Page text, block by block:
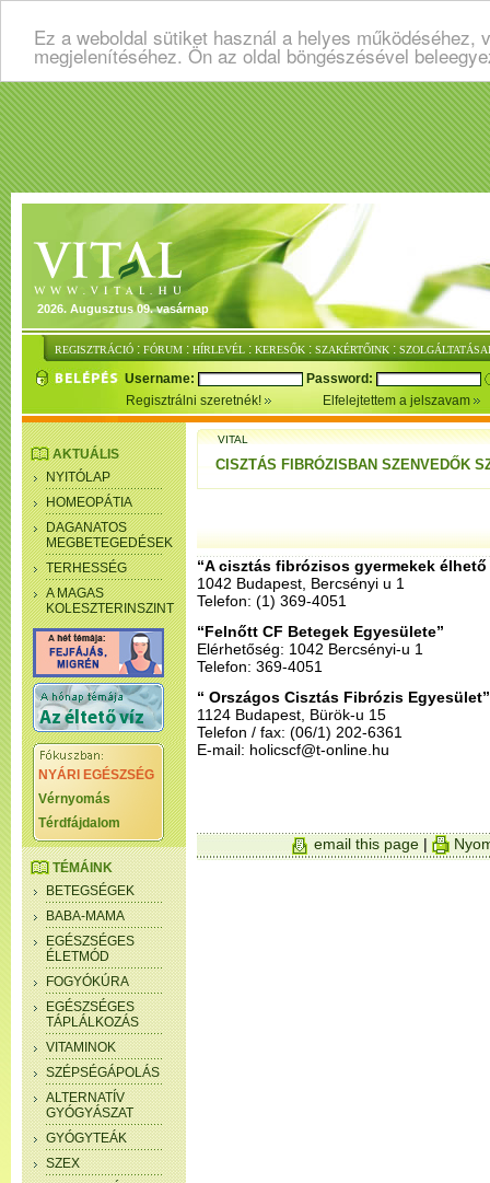
Ez a weboldal sütiket használ a helyes
megjelenítéséhez. Ön az oldal böngészésével
2026. Augusztus 09. vasárnap
REGISZTRÁCIÓ : FÓRUM : HÍRLEVÉL : KERESŐK : SZAKÉRTŐINK :
Username:
Password:
Regisztrálni szeretnék!
Elfelejtettem a jelszavam
AKTUÁLIS
NYITÓLAP
HOMEOPÁTIA
DAGANATOS
MEGBETEGEDÉSEK
TERHESSÉG
A MAGAS
KOLESZTERINSZINT
NYÁRI EGÉSZSÉG
Vérnyomás
Térdfájdalom
TÉMÁINK
BETEGSÉGEK
BABA-MAMA
EGÉSZSÉGES
ÉLETMÓD
FOGYÓKÚRA
EGÉSZSÉGES
TÁPLÁLKOZÁS
VITAMINOK
SZÉPSÉGÁPOLÁS
ALTERNATÍV
GYÓGYÁSZAT
GYÓGYTEÁK
SZEX
VITAL
CISZTÁS FIBRÓZISBAN SZENVEDŐK
“A cisztás fibrózisos gyermekek
1042 Budapest, Bercsényi u 1
Telefon: (1) 369-4051
“Felnőtt CF Betegek Egyesülete”
Elérhetőség: 1042 Bercsényi-u 1
Telefon: 369-4051
“ Országos Cisztás Fibrózis Egyesület”
1124 Budapest, Bürök-u 15
Telefon / fax: (06/1) 202-6361
E-mail: holicscf@t-online.hu
email this page |